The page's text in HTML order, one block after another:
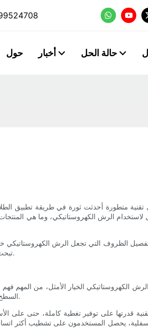
حول أخبار حالة الحل
متطورة أحدثت ثورة في طريقة تطبيق
لاستخدام الرش الكهروستاتيكي، وما هي
الظروف التي تجعل الرش الكهروستاتيكي
تبحث عن أحدث طرق التطبيق أو هاويًا شغوفًا، ستوضح لك المعلومات التالية لماذا قد يكون الرش الكهروستاتيكي الحل الأمثل لتحديات الطلاء التي تواجهها.
الرش الكهروستاتيكي الخيار الأمثل، من
السطح ذي الشحنة المعاكسة أو السطح المؤرض، مما يُحسّن كفاءة النقل ويضمن طلاءً أكثر تجانسًا. يقلل هذا المبدأ بشكل كبير من الرش الزائد وهدر المواد.
قدرتها على توفير تغطية كاملة، حتى على
يحصل المستخدمون على تشطيب أكثر